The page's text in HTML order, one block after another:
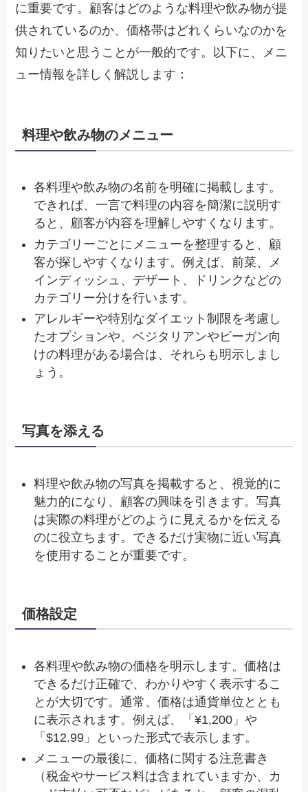
に重要です。顧客はどのような料理や飲み物が提
供されているのか、価格帯はどれくらいなのかを
知りたいと思うことが一般的です。以下に、メニ
ュー情報を詳しく解説します：
料理や飲み物のメニュー
各料理や飲み物の名前を明確に掲載します。
できれば、一言で料理の内容を簡潔に説明す
ると、顧客が内容を理解しやすくなります。
カテゴリーごとにメニューを整理すると、顧
客が探しやすくなります。例えば、前菜、メ
インディッシュ、デザート、ドリンクなどの
カテゴリー分けを行います。
アレルギーや特別なダイエット制限を考慮し
たオプションや、ベジタリアンやビーガン向
けの料理がある場合は、それらも明示しまし
ょう。
写真を添える
料理や飲み物の写真を掲載すると、視覚的に
魅力的になり、顧客の興味を引きます。写真
は実際の料理がどのように見えるかを伝える
のに役立ちます。できるだけ実物に近い写真
を使用することが重要です。
価格設定
各料理や飲み物の価格を明示します。価格は
できるだけ正確で、わかりやすく表示するこ
とが大切です。通常、価格は通貨単位ととも
に表示されます。例えば、「¥1,200」や
「$12.99」といった形式で表示します。
メニューの最後に、価格に関する注意書き
（税金やサービス料は含まれていますか、カ